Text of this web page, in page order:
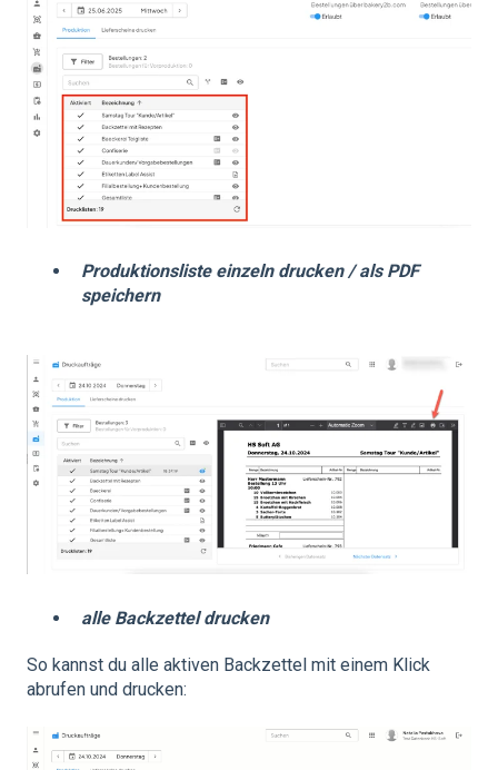
Produktionsliste einzeln drucken / als PDF
speichern
alle Backzettel drucken
So kannst du alle aktiven Backzettel mit einem Klick
abrufen und drucken: